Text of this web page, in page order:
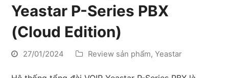
Yeastar P-Series PBX
(Cloud Edition)
27/01/2024 Review sản phẩm,Yeastar